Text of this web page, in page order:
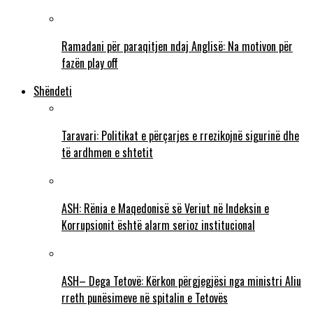
Ramadani për paraqitjen ndaj Anglisë: Na motivon për
fazën play off
Shëndeti
Taravari: Politikat e përçarjes e rrezikojnë sigurinë dhe
të ardhmen e shtetit
ASH: Rënia e Maqedonisë së Veriut në Indeksin e
Korrupsionit është alarm serioz institucional
ASH– Dega Tetovë: Kërkon përgjegjësi nga ministri Aliu
rreth punësimeve në spitalin e Tetovës